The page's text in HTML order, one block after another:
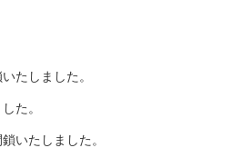
たしました。
た。
いたしました。